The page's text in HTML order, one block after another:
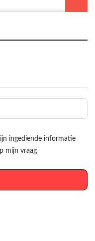
ingediende informatie
mijn vraag